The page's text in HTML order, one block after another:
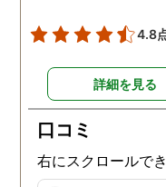
4.8
詳細を見る
口コミ
右にスクロールで